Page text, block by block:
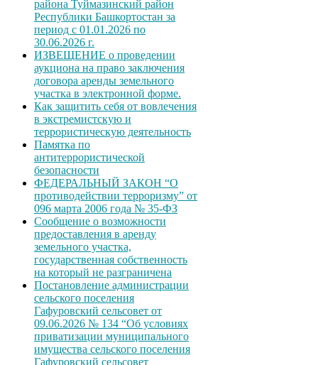
района Туймазинский район
Республики Башкортостан за
период с 01.01.2026 по
30.06.2026 г.
ИЗВЕЩЕНИЕ о проведении
аукциона на право заключения
договора аренды земельного
участка в электронной форме.
Как защитить себя от вовлечения
в экстремистскую и
террористическую деятельность
Памятка по
антитеррористической
безопасности
ФЕДЕРАЛЬНЫЙ ЗАКОН “О
противодействии терроризму” от
096 марта 2006 года № 35-ФЗ
Сообщение о возможности
предоставления в аренду
земельного участка,
государственная собственность
на который не разграничена
Постановление администрации
сельского поселения
Гафуровский сельсовет от
09.06.2026 № 134 “Об условиях
приватизации муниципального
имущества сельского поселения
Гафуровский сельсовет